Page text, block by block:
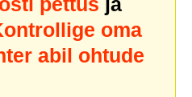
oma
abil ohtude